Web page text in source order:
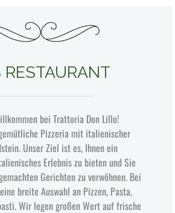
RESTAURANT
bei Trattoria Don Lillo!
Pizzeria mit italienischer
Unser Ziel ist es, Ihnen ein
Erlebnis zu bieten und Sie
Gerichten zu verwöhnen. Bei
breite Auswahl an Pizzen, Pasta,
Wir legen großen Wert auf frische